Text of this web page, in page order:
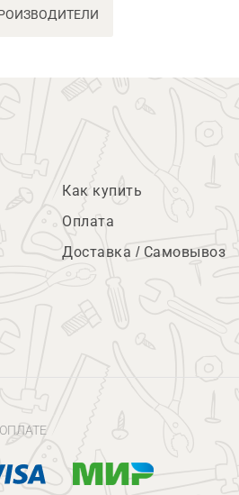
Как купить
Оплата
Доставка / Самовывоз